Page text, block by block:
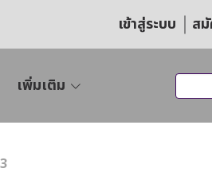
เข้าสู่ระบบ ส
เพิ่มเติม